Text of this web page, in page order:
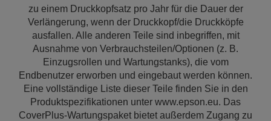
zu einem Druckkopfsatz pro Jahr für die Dauer der
Verlängerung, wenn der Druckkopf/die Druckköpfe
ausfallen. Alle anderen Teile sind inbegriffen, mit
Ausnahme von Verbrauchsteilen/Optionen (z. B.
Einzugsrollen und Wartungstanks), die vom
Endbenutzer erworben und eingebaut werden können.
Eine vollständige Liste dieser Teile finden Sie in den
Produktspezifikationen unter www.epson.eu. Das
CoverPlus-Wartungspaket bietet außerdem Zugang zu